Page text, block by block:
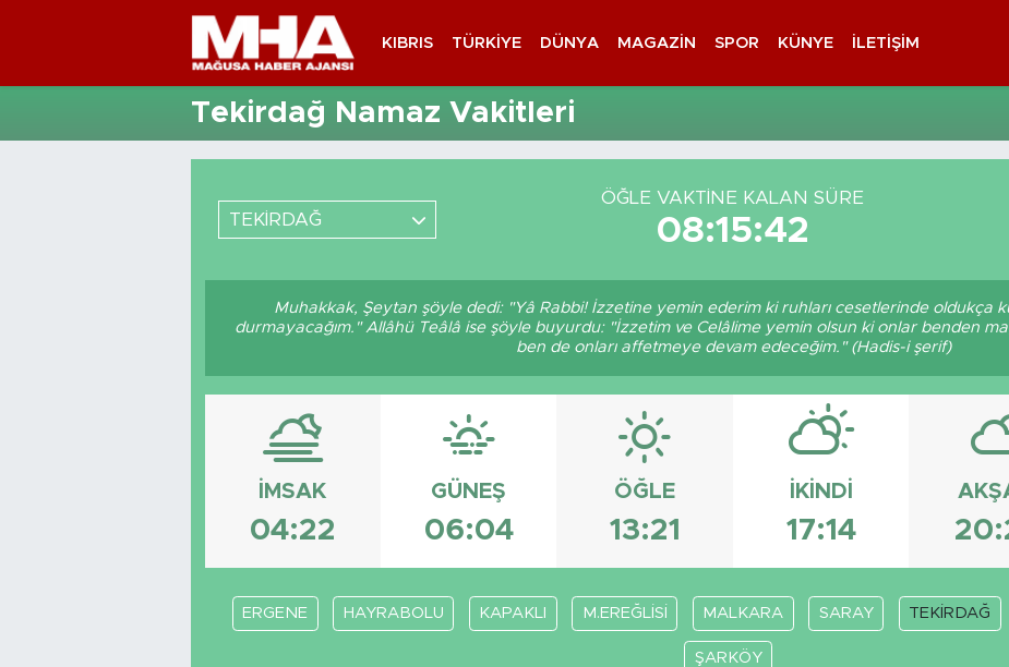
KIBRIS TÜRKIYE DÜNYA MAGAZIN SPOR KÜNYE İLETIŞIM
Tekirdağ Namaz Vakitleri
TEKİRDAĞ
ÖĞLE VAKTINE KALAN SÜRE
08:15:42
Muhakkak, Şeytan şöyle dedi: "Yâ Rabbi! İzzetine yemin ederim ki ruhları cesetlerinde oldukça
durmayacağım." Allâhü Teâlâ ise şöyle buyurdu: "İzzetim ve Celâlime yemin olsun ki onlar benden
ben de onları affetmeye devam edeceğim." (Hadis-i şerif)
İMSAK
04:22
GÜNEŞ
06:04
ÖĞLE
13:21
İKINDI
17:14
ERGENE HAYRABOLU KAPAKLI M.EREĞLİSİ MALKARA SARAY TEKİRDAĞ
ŞARKÖY